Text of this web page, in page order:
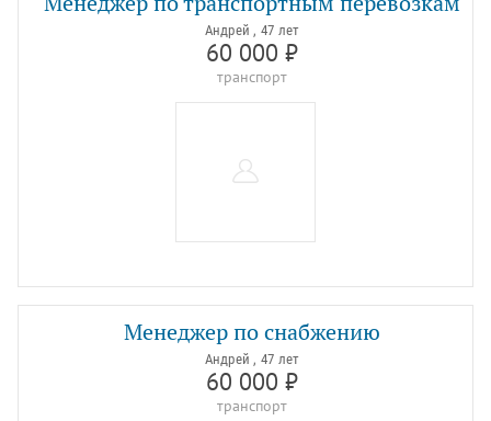
Андрей , 47 лет
60 000 ₽
транспорт
Менеджер по снабжению
Андрей , 47 лет
60 000 ₽
транспорт